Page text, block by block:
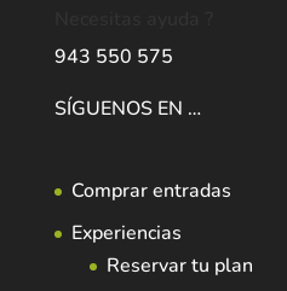
943 550 575
SÍGUENOS EN …
Comprar entradas
Experiencias
Reservar tu plan